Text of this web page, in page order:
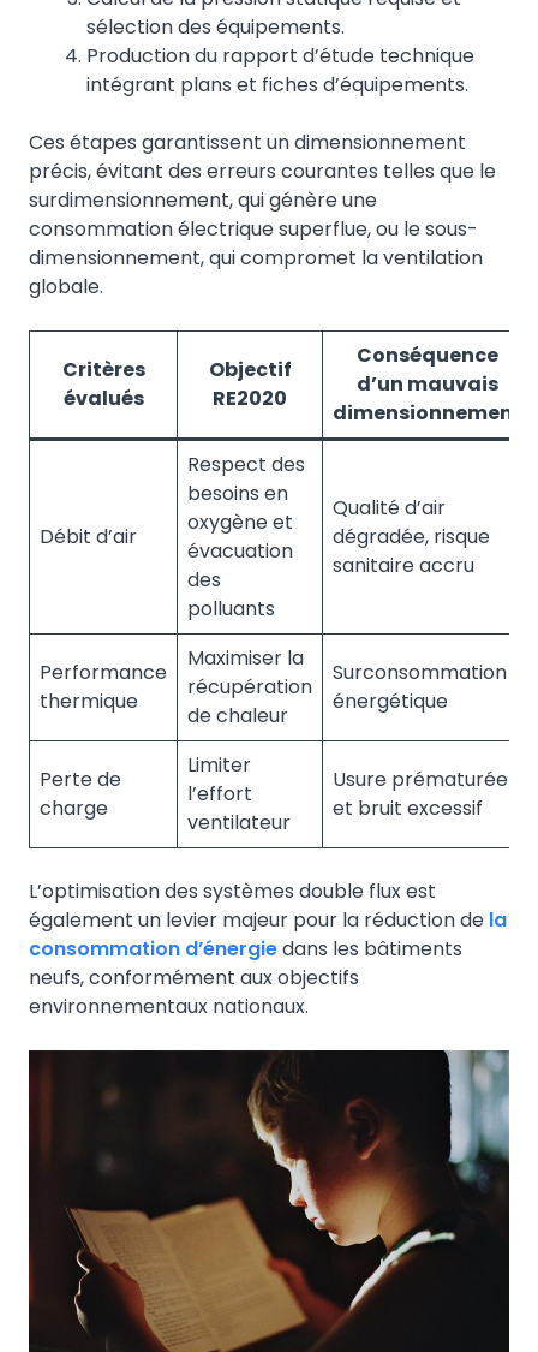
sélection des équipements.
Production du rapport d’étude technique
intégrant plans et fiches d’équipements.
Ces étapes garantissent un dimensionnement
précis, évitant des erreurs courantes telles que le
surdimensionnement, qui génère une
consommation électrique superflue, ou le sous-
dimensionnement, qui compromet la ventilation
globale.
Critères
évalués
Objectif
RE2020
Conséquence
d’un mauvais
dimensionnement
Débit d’air
Respect des
besoins en
oxygène et
évacuation
des
polluants
Qualité d’air
dégradée, risque
sanitaire accru
Performance
thermique
Maximiser la
récupération
de chaleur
Surconsommation
énergétique
Perte de
charge
Limiter
l’effort
ventilateur
Usure prématurée
et bruit excessif
L’optimisation des systèmes double flux est
également un levier majeur pour la réduction de la
consommation d’énergiedans les bâtiments
neufs, conformément aux objectifs
environnementaux nationaux.